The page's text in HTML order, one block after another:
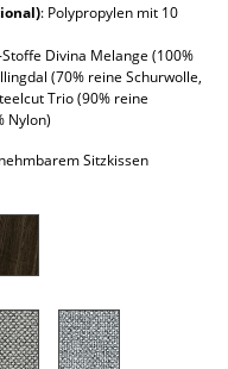
: Polypropylen mit 10
Divina Melange (100%
(70% reine Schurwolle,
Trio (90% reine
Nylon)
Sitzkissen